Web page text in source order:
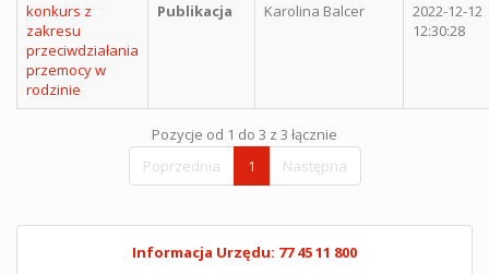
konkurs z
zakresu
przeciwdziałania
przemocy w
rodzinie
Publikacja Karolina Balcer
2022-12-12
12:30:28
Pozycje od 1 do 3 z 3 łącznie
Poprzednia
1 Następna
Informacja Urzędu: 77 45 11 800